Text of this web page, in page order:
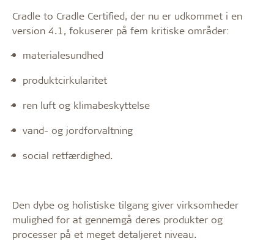
Cradle to Cradle Certified, der nu er udkommet i en
version 4.1, fokuserer på fem kritiske områder:
· materialesundhed
· produktcirkularitet
· ren luft og klimabeskyttelse
· vand- og jordforvaltning
· social retfærdighed.
Den dybe og holistiske tilgang giver virksomheder
mulighed for at gennemgå deres produkter og
processer på et meget detaljeret niveau.